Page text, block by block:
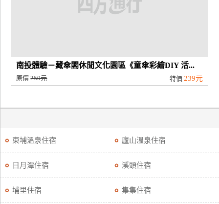
南投體驗－藏傘閣休閒文化園區《童傘彩繪DIY 活...
原價250元 特價 239元
東埔溫泉住宿 廬山溫泉住宿
日月潭住宿 溪頭住宿
埔里住宿 集集住宿